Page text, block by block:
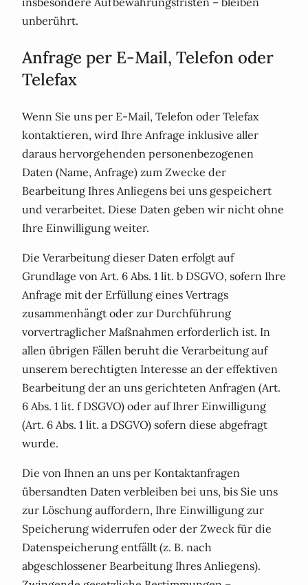
unberührt.
Anfrage per E-Mail, Telefon oder
Telefax
Wenn Sie uns per E-Mail, Telefon oder Telefax
kontaktieren, wird Ihre Anfrage inklusive aller
daraus hervorgehenden personenbezogenen
Daten (Name, Anfrage) zum Zwecke der
Bearbeitung Ihres Anliegens bei uns gespeichert
und verarbeitet. Diese Daten geben wir nicht ohne
Ihre Einwilligung weiter.
Die Verarbeitung dieser Daten erfolgt auf
Grundlage von Art. 6 Abs. 1 lit. b DSGVO, sofern Ihre
Anfrage mit der Erfüllung eines Vertrags
zusammenhängt oder zur Durchführung
vorvertraglicher Maßnahmen erforderlich ist. In
allen übrigen Fällen beruht die Verarbeitung auf
unserem berechtigten Interesse an der effektiven
Bearbeitung der an uns gerichteten Anfragen (Art.
6 Abs. 1 lit. f DSGVO) oder auf Ihrer Einwilligung
(Art. 6 Abs. 1 lit. a DSGVO) sofern diese abgefragt
wurde.
Die von Ihnen an uns per Kontaktanfragen
übersandten Daten verbleiben bei uns, bis Sie uns
zur Löschung auffordern, Ihre Einwilligung zur
Speicherung widerrufen oder der Zweck für die
Datenspeicherung entfällt (z. B. nach
abgeschlossener Bearbeitung Ihres Anliegens).